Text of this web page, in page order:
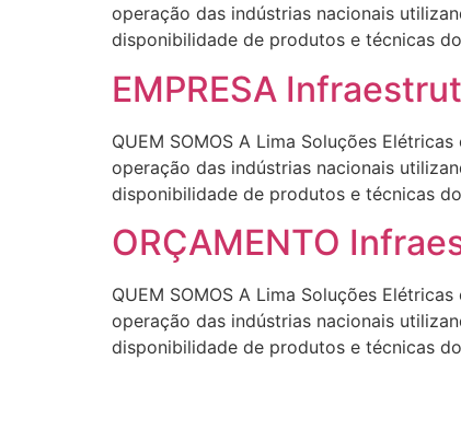
operação das indústrias nacionais
disponibilidade de produtos e técnicas do
EMPRESA
QUEM SOMOS A Lima Soluções
operação das indústrias nacionais
disponibilidade de produtos e técnicas do
ORÇAMENTO
QUEM SOMOS A Lima Soluções
operação das indústrias nacionais
disponibilidade de produtos e técnicas do